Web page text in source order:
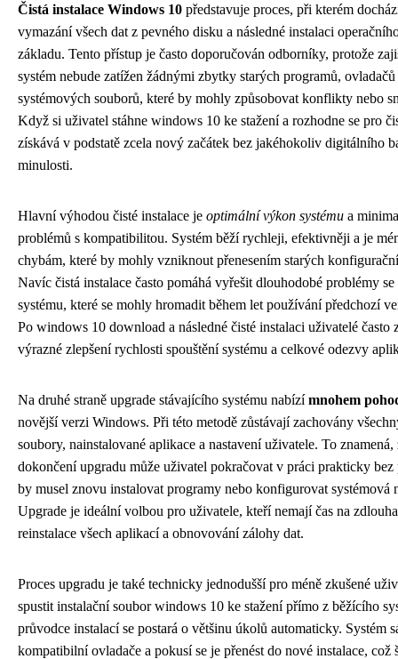
Čistá instalace Windows 10 představuje proces, při kterém
vymazání všech dat z pevného disku a následné instalaci
základu. Tento přístup je často doporučován odborníky, protože
systém nebude zatížen žádnými zbytky starých programů, ovladačů
systémových souborů, které by mohly způsobovat konflikty nebo
Když si uživatel stáhne windows 10 ke stažení a rozhodne se pro
získává v podstatě zcela nový začátek bez jakéhokoliv digitálního
minulosti.
Hlavní výhodou čisté instalace je optimální výkon systému a
problémů s kompatibilitou. Systém běží rychleji, efektivněji a je
chybám, které by mohly vzniknout přenesením starých
Navíc čistá instalace často pomáhá vyřešit dlouhodobé problémy
systému, které se mohly hromadit během let používání předchozí
Po windows 10 download a následné čisté instalaci uživatelé často
výrazné zlepšení rychlosti spouštění systému a celkové odezvy
Na druhé straně upgrade stávajícího systému nabízímnohem
novější verzi Windows. Při této metodě zůstávají zachovány
soubory, nainstalované aplikace a nastavení uživatele. To znamená,
dokončení upgradu může uživatel pokračovat v práci prakticky bez
by musel znovu instalovat programy nebo konfigurovat systémová
Upgrade je ideální volbou pro uživatele, kteří nemají čas na
reinstalace všech aplikací a obnovování zálohy dat.
Proces upgradu je také technicky jednodušší pro méně zkušené
spustit instalační soubor windows 10 ke stažení přímo z běžícího
průvodce instalací se postará o většinu úkolů automaticky. Systém
kompatibilní ovladače a pokusí se je přenést do nové instalace, což